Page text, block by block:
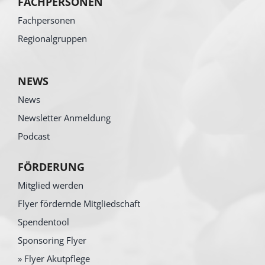
Fachpersonen
Regionalgruppen
NEWS
News
Newsletter Anmeldung
Podcast
FÖRDERUNG
Mitglied werden
Flyer fördernde Mitgliedschaft
Spendentool
Sponsoring Flyer
» Flyer Akutpflege